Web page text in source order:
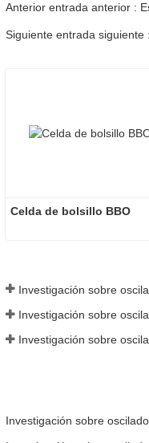
Celda de bolsillo BBO